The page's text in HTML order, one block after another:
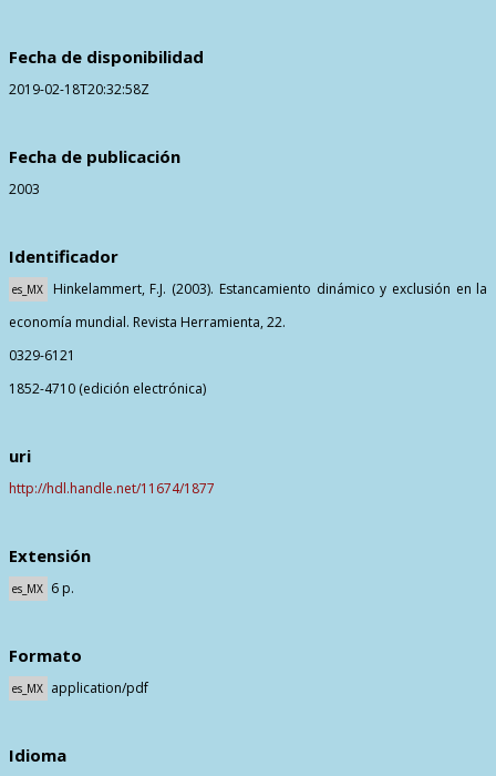
Fecha de disponibilidad
2019-02-18T20:32:58Z
Fecha de publicación
2003
Identificador
es_MX
Hinkelammert, F.J. (2003). Estancamiento dinámico y exclusión en la
economía mundial. Revista Herramienta, 22.
0329-6121
1852-4710 (edición electrónica)
uri
http://hdl.handle.net/11674/1877
Extensión
es_MX 6 p.
Formato
es_MX application/pdf
Idioma